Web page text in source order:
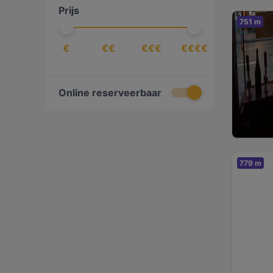
Italiaans (2)
Latijns-Amerikaans
)
Mexicaans (1)
Prijs
€ €€ €€€ €€€€
Online reserveerbaar
751 m
779 m